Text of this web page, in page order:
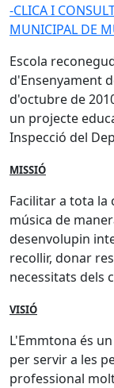
-CLICA I
MUNICIPAL DE
Escola
d'Ensenyament
d'octubre de
un projecte
Inspecció del
MISSIÓ
Facilitar a tota
música de
desenvolupin
recollir, donar
necessitats dels
VISIÓ
L'Emmtona és
per servir a les
professional